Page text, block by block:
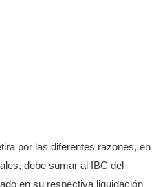
por las diferentes razones, en
debe sumar al IBC del
en su respectiva liquidación